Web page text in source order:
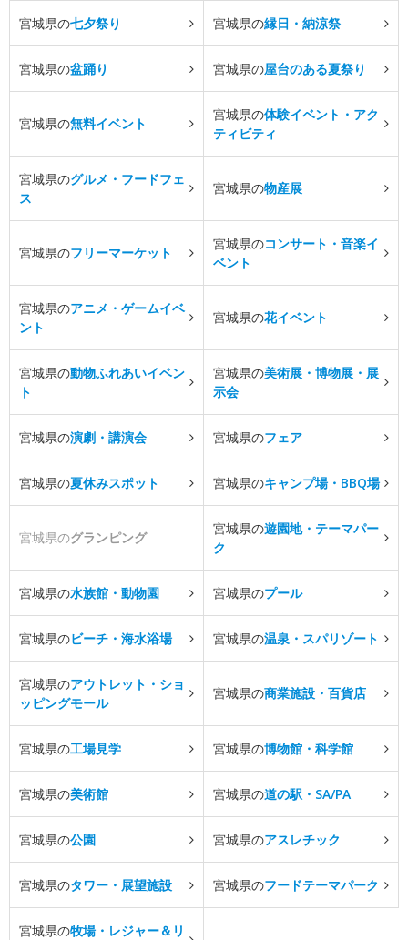
宮城県の七夕祭り 宮城県の縁日・納涼祭
宮城県の盆踊り 宮城県の屋台のある夏祭り
宮城県の無料イベント
宮城県の体験イベント・アク
ティビティ
宮城県のグルメ・フードフェ
ス
宮城県の物産展
宮城県のフリーマーケット
宮城県のコンサート・音楽イ
ベント
宮城県のアニメ・ゲームイベ
ント
宮城県の花イベント
宮城県の動物ふれあいイベン
ト
宮城県の美術展・博物展・展
示会
宮城県の演劇・講演会 宮城県のフェア
宮城県の夏休みスポット 宮城県のキャンプ場・BBQ場
宮城県のグランピング
宮城県の遊園地・テーマパー
ク
宮城県の水族館・動物園 宮城県のプール
宮城県のビーチ・海水浴場 宮城県の温泉・スパリゾート
宮城県のアウトレット・ショ
ッピングモール
宮城県の商業施設・百貨店
宮城県の工場見学 宮城県の博物館・科学館
宮城県の美術館 宮城県の道の駅・SA/PA
宮城県の公園 宮城県のアスレチック
宮城県のタワー・展望施設 宮城県のフードテーマパーク
宮城県の牧場・レジャー＆リ